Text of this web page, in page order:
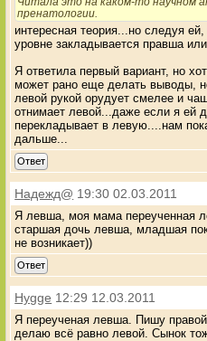
пренатологии.
интересная теория...но следуя
уровне закладывается правша
Я ответила первый вариант, но
может рано еще делать выводы,
левой рукой орудует смелее и
отнимает левой...даже если я ей
перекладывает в левую....нам
дальше...
Ответ
Надежд@ 19:30 02.03.2011
Я левша, моя мама переученная
старшая дочь левша, младшая
не возникает))
Ответ
Hygge 12:29 12.03.2011
Я переученая левша. Пишу
делаю всё равно левой. Сынок